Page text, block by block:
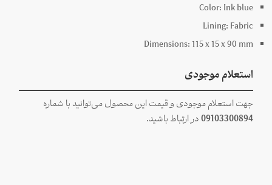
Color: Ink blue
Lining: Fabric
Dimensions:115 x15 x90 mm
استعلام موجودی
جهت استعلام موجودی و قیمت این محصول می‌توانید با شماره
09103300894در ارتباط باشید.